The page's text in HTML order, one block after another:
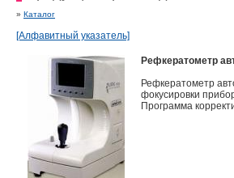
» Каталог
[Алфавитный указатель]
Рефкератометр
Рефкератометр
фокусировки
Программа